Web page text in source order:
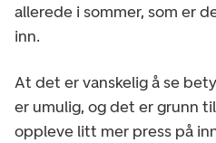
allerede i sommer, som er
inn.
At det er vanskelig å se
er umulig, og det er grunn
oppleve litt mer press på